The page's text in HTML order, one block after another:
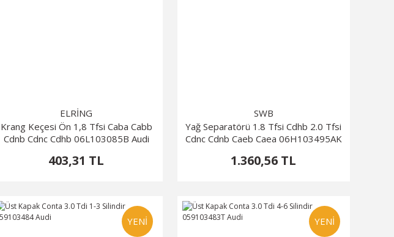
ELRİNG
Krang Keçesi Ön 1,8 Tfsi Caba Cabb
Cdnb Cdnc Cdhb 06L103085B Audi
403,31 TL
SWB
Yağ Separatörü 1.8 Tfsi Cdhb 2.0 Tfsi
Cdnc Cdnb Caeb Caea 06H103495AK
1.360,56 TL
YENİ YENİ